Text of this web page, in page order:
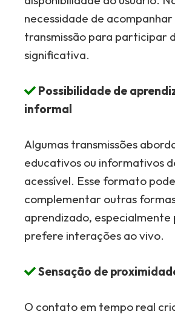
necessidade de
transmissão para participar
significativa.
Possibilidade de
informal
Algumas transmissões
educativos ou informativos
acessível. Esse formato pode
complementar outras
aprendizado, especialmente
prefere interações ao vivo.
Sensação de
O contato em tempo real